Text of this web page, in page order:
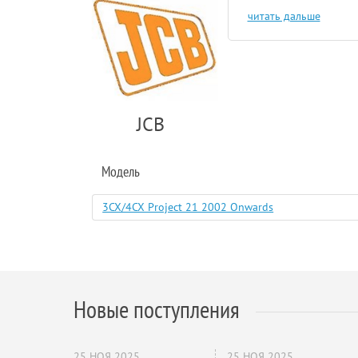
JCB
читать дальше
Модель
3CX/4CX Project 21 2002 Onwards
Новые поступления